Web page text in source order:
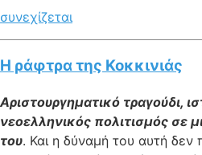
συνεχίζεται
Η ράφτρα της Κοκκινιάς
Αριστουργηματικό τραγούδι,
νεοελληνικός πολιτισμός σε
του. Και η δύναμή του αυτή δεν